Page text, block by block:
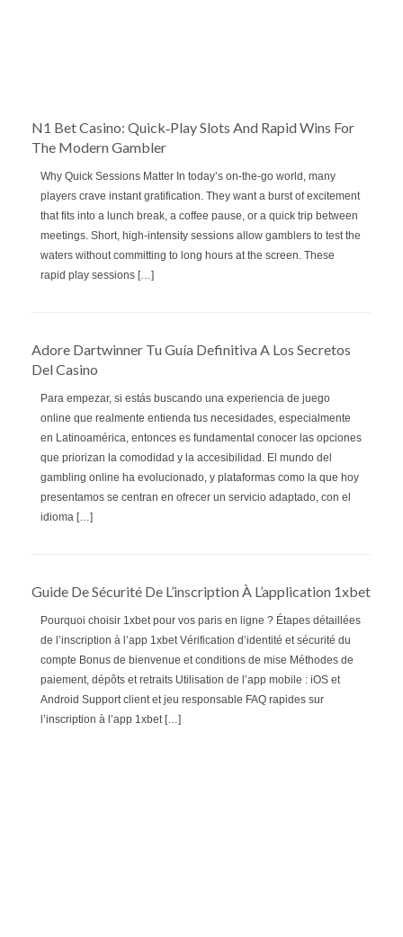
N1 Bet Casino: Quick‑Play Slots And Rapid Wins For
The Modern Gambler
Why Quick Sessions Matter In today’s on‑the‑go world, many
players crave instant gratification. They want a burst of excitement
that fits into a lunch break, a coffee pause, or a quick trip between
meetings. Short, high‑intensity sessions allow gamblers to test the
waters without committing to long hours at the screen. These
rapid play sessions […]
Adore Dartwinner Tu Guía Definitiva A Los Secretos
Del Casino
Para empezar, si estás buscando una experiencia de juego
online que realmente entienda tus necesidades, especialmente
en Latinoamérica, entonces es fundamental conocer las opciones
que priorizan la comodidad y la accesibilidad. El mundo del
gambling online ha evolucionado, y plataformas como la que hoy
presentamos se centran en ofrecer un servicio adaptado, con el
idioma […]
Guide De Sécurité De L’inscription À L’application 1xbet
Pourquoi choisir 1xbet pour vos paris en ligne ? Étapes détaillées
de l’inscription à l’app 1xbet Vérification d’identité et sécurité du
compte Bonus de bienvenue et conditions de mise Méthodes de
paiement, dépôts et retraits Utilisation de l’app mobile : iOS et
Android Support client et jeu responsable FAQ rapides sur
l’inscription à l’app 1xbet […]